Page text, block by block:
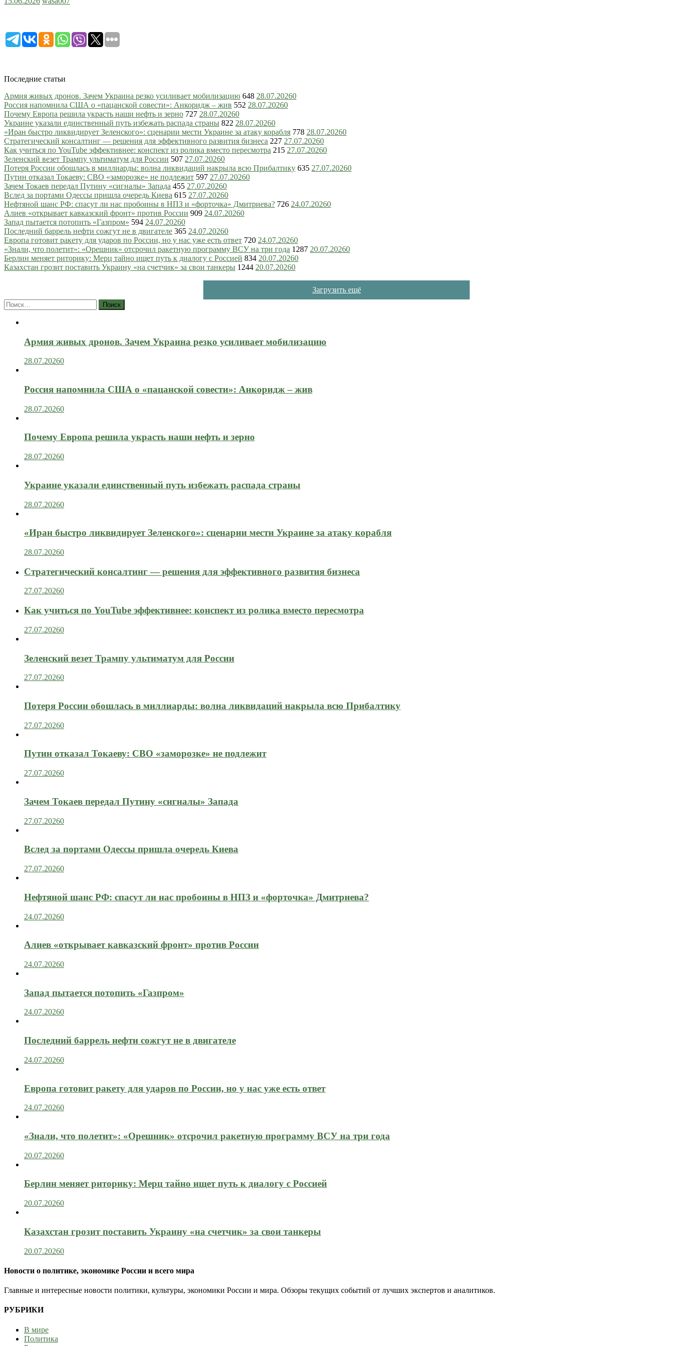
Последние статьи
Армия живых дронов. Зачем Украина резко усиливает мобилизацию 648 28.07.20260
Россия напомнила США о «пацанской совести»: Анкоридж – жив 552 28.07.20260
Почему Европа решила украсть наши нефть и зерно 727 28.07.20260
Украине указали единственный путь избежать распада страны 822 28.07.20260
«Иран быстро ликвидирует Зеленского»: сценарии мести Украине за атаку корабля 778 28.07.20260
Стратегический консалтинг — решения для эффективного развития бизнеса 227 27.07.20260
Как учиться по YouTube эффективнее: конспект из ролика вместо пересмотра 215 27.07.20260
Зеленский везет Трампу ультиматум для России 507 27.07.20260
Потеря России обошлась в миллиарды: волна ликвидаций накрыла всю Прибалтику 635 27.07.20260
Путин отказал Токаеву: СВО «заморозке» не подлежит 597 27.07.20260
Зачем Токаев передал Путину «сигналы» Запада 455 27.07.20260
Вслед за портами Одессы пришла очередь Киева 615 27.07.20260
Нефтяной шанс РФ: спасут ли нас пробоины в НПЗ и «форточка» Дмитриева? 726 24.07.20260
Алиев «открывает кавказский фронт» против России 909 24.07.20260
Запад пытается потопить «Газпром» 594 24.07.20260
Последний баррель нефти сожгут не в двигателе 365 24.07.20260
Европа готовит ракету для ударов по России, но у нас уже есть ответ 720 24.07.20260
«Знали, что полетит»: «Орешник» отсрочил ракетную программу ВСУ на три года 1287 20.07.20260
Берлин меняет риторику: Мерц тайно ищет путь к диалогу с Россией 834 20.07.20260
Казахстан грозит поставить Украину «на счетчик» за свои танкеры 1244 20.07.20260
Загрузить ещё
Найти:
Армия живых дронов. Зачем Украина резко усиливает мобилизацию
28.07.20260
Россия напомнила США о «пацанской совести»: Анкоридж – жив
28.07.20260
Почему Европа решила украсть наши нефть и зерно
28.07.20260
Украине указали единственный путь избежать распада страны
28.07.20260
«Иран быстро ликвидирует Зеленского»: сценарии мести Украине за атаку корабля
28.07.20260
Стратегический консалтинг — решения для эффективного развития бизнеса
27.07.20260
Как учиться по YouTube эффективнее: конспект из ролика вместо пересмотра
27.07.20260
Зеленский везет Трампу ультиматум для России
27.07.20260
Потеря России обошлась в миллиарды: волна ликвидаций накрыла всю Прибалтику
27.07.20260
Путин отказал Токаеву: СВО «заморозке» не подлежит
27.07.20260
Зачем Токаев передал Путину «сигналы» Запада
27.07.20260
Вслед за портами Одессы пришла очередь Киева
27.07.20260
Нефтяной шанс РФ: спасут ли нас пробоины в НПЗ и «форточка» Дмитриева?
24.07.20260
Алиев «открывает кавказский фронт» против России
24.07.20260
Запад пытается потопить «Газпром»
24.07.20260
Последний баррель нефти сожгут не в двигателе
24.07.20260
Европа готовит ракету для ударов по России, но у нас уже есть ответ
24.07.20260
«Знали, что полетит»: «Орешник» отсрочил ракетную программу ВСУ на три года
20.07.20260
Берлин меняет риторику: Мерц тайно ищет путь к диалогу с Россией
20.07.20260
Казахстан грозит поставить Украину «на счетчик» за свои танкеры
20.07.20260
Новости о политике, экономике России и всего мира
Главные и интересные новости политики, культуры, экономики России и мира. Обзоры текущих событий от лучших экспертов и аналитиков.
РУБРИКИ
В мире
Политика